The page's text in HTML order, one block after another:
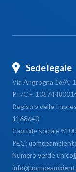
Sede legale
Via Angrogna 16/A,
P.I./C.F.
Registro delle
1168640
Capitale sociale
PEC:
Numero verde unico